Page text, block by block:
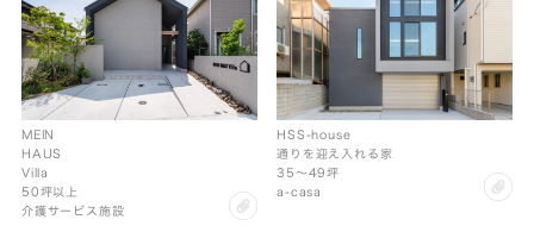
MEIN
HAUS
Villa
50坪以上
介護サービス施設
HSS-house
通りを迎え入れる家
35〜49坪
a-casa